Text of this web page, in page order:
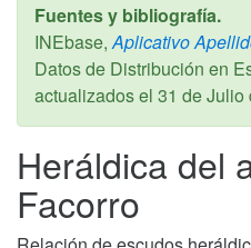
Fuentes y bibliografía.
INEbase, Aplicativo
Datos de Distribución en
actualizados el 31 de Julio
Heráldica del
Facorro